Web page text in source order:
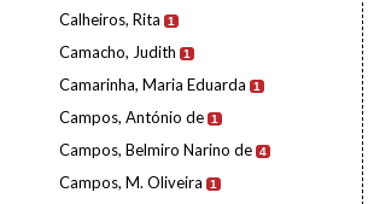
Calheiros, Rita 1
Camacho, Judith 1
Camarinha, Maria Eduarda 1
Campos, António de 1
Campos, Belmiro Narino de 4
Campos, M. Oliveira 1